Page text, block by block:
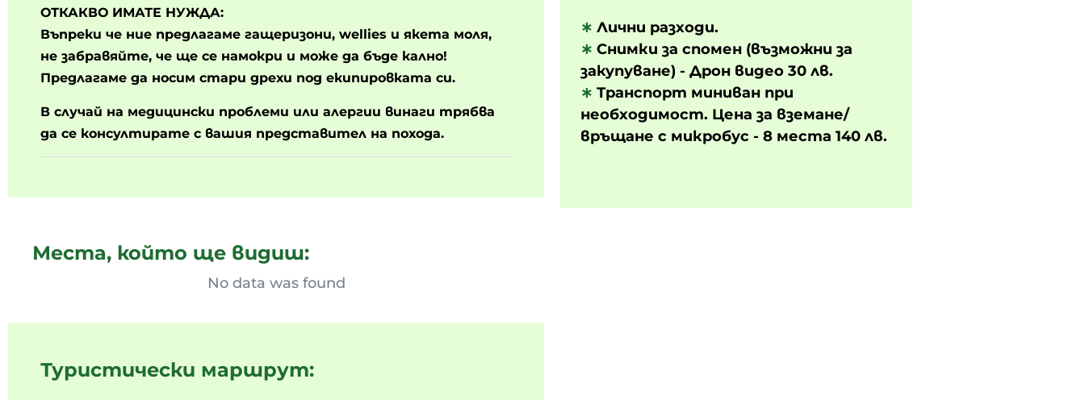
ОТКАКВО ИМАТЕ НУЖДА:
Въпреки че ние предлагаме гащеризони, wellies и якета моля,
не забравяйте, че ще се намокри и може да бъде кално!
Предлагаме да носим стари дрехи под екипировката си.
В случай на медицински проблеми или алергии винаги трябва
да се консултирате с вашия представител на похода.
Места, който ще видиш:
No data was found
Туристически маршрут:
∗ Лични разходи.
∗ Снимки за спомен (възможни за
закупуване) - Дрон видео 30 лв.
∗ Транспорт миниван при
необходимост. Цена за вземане/
връщане с микробус - 8 места 140 лв.